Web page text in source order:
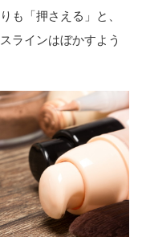
も「押さえる」と、
ラインはぼかすよう